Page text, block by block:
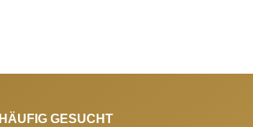
HÄUFIG GESUCHT